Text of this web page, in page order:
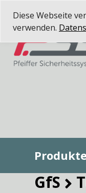
Diese Webseite
verwenden.
GfS 